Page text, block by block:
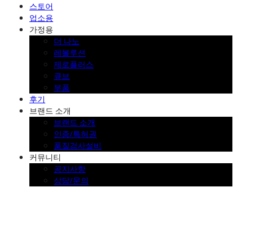
스토어
업소용
가정용
더 나노
레볼루션
제로플러스
큐브
부품
후기
브랜드 소개
브랜드 소개
인증/특허권
품질검사설비
커뮤니티
공지사항
상담/문의